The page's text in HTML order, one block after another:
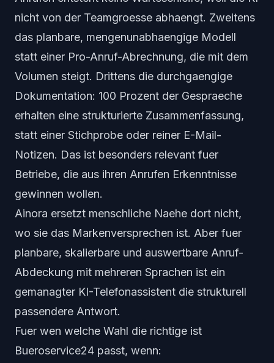
nicht von der Teamgroesse abhaengt. Zweitens
das planbare, mengenunabhaengige Modell
statt einer Pro-Anruf-Abrechnung, die mit dem
Volumen steigt. Drittens die durchgaengige
Dokumentation: 100 Prozent der Gespraeche
erhalten eine strukturierte Zusammenfassung,
statt einer Stichprobe oder reiner E-Mail-
Notizen. Das ist besonders relevant fuer
Betriebe, die aus ihren Anrufen Erkenntnisse
gewinnen wollen.
Ainora ersetzt menschliche Naehe dort nicht,
wo sie das Markenversprechen ist. Aber fuer
planbare, skalierbare und auswertbare Anruf-
Abdeckung mit mehreren Sprachen ist ein
gemanagter KI-Telefonassistent die strukturell
passendere Antwort.
Fuer wen welche Wahl die richtige ist
Bueroservice24 passt, wenn: